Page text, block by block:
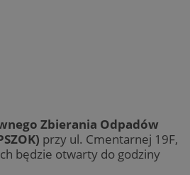
Zbierania Odpadów
przy ul. Cmentarnej 19F,
będzie otwarty do godziny